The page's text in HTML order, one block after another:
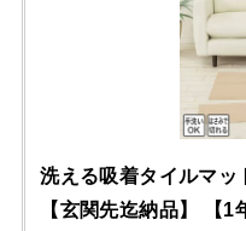
洗える吸着タイルマッ
【玄関先迄納品】 【